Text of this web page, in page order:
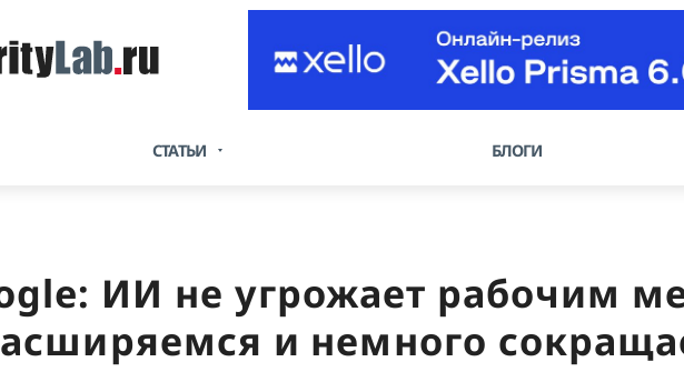
СТАТЬИ БЛОГИ
ИИ не угрожает рабочим
и немного